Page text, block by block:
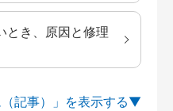
とき、原因と修理
記事）」を